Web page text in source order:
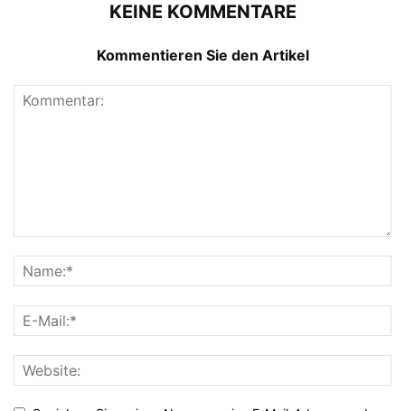
KEINE KOMMENTARE
Kommentieren Sie den Artikel